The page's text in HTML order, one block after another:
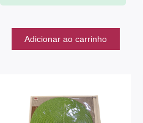
Adicionar ao carrinho